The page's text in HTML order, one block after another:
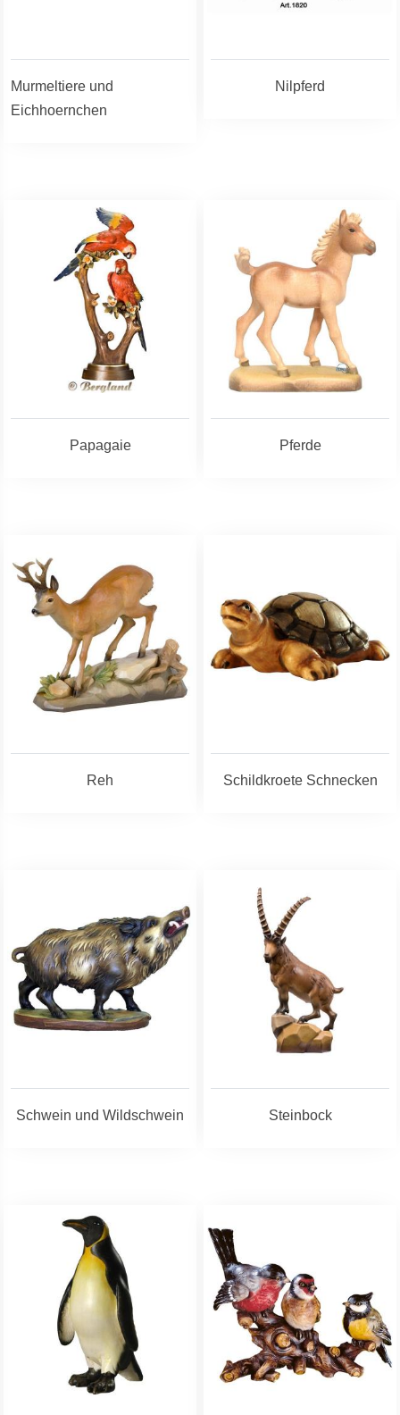
Murmeltiere und
Eichhoernchen
Nilpferd
Papagaie Pferde
Reh Schildkroete Schnecken
Schwein und Wildschwein Steinbock